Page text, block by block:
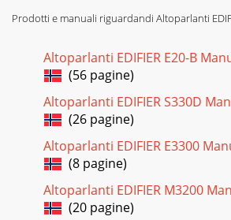
Prodotti e manuali riguardandi Altoparlanti
Altoparlanti EDIFIER E20-B
(56 pagine)
Altoparlanti EDIFIER S330D
(26 pagine)
Altoparlanti EDIFIER E3300
(8 pagine)
Altoparlanti EDIFIER M3200
(20 pagine)